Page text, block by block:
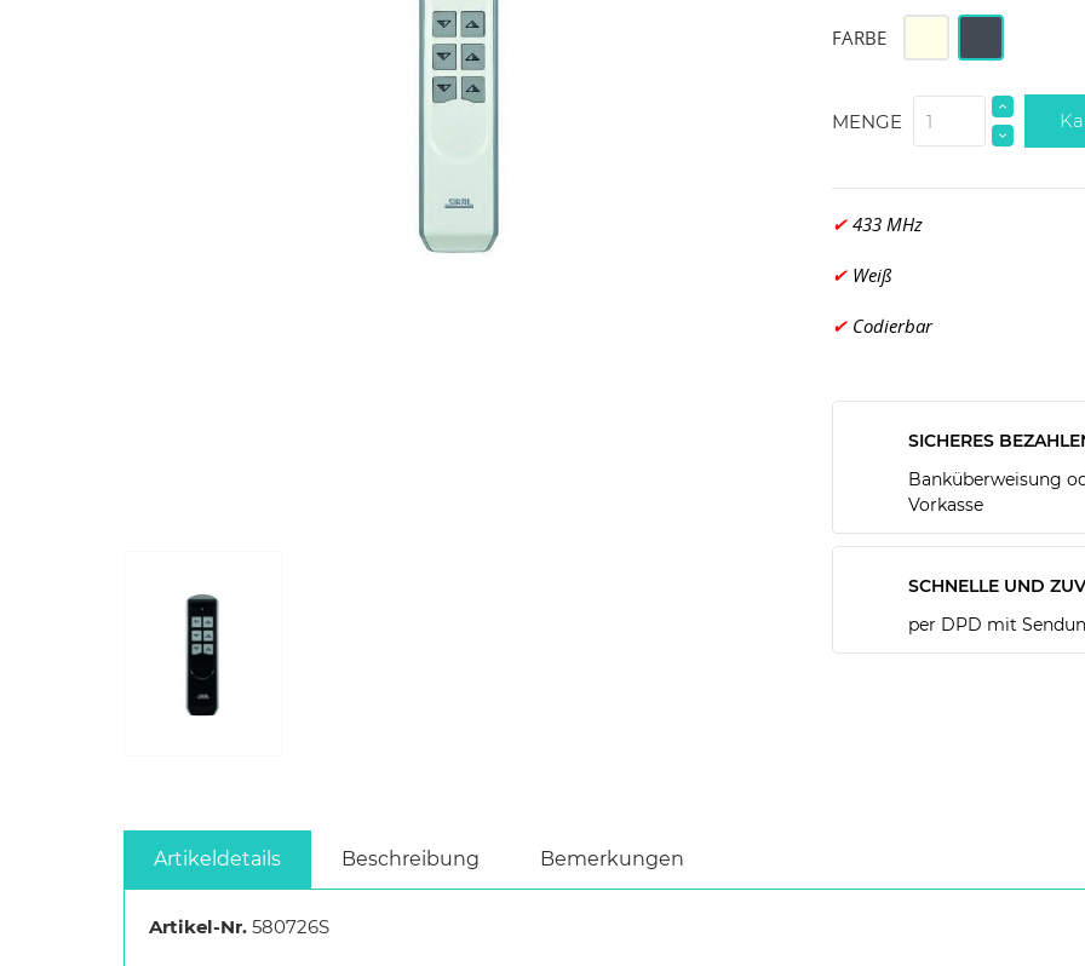
FARBE
MENGE
✔ 433 MHz
✔ Weiß
✔ Codierbar
SICHERES
Banküberweisung
Vorkasse
SCHNELLE UND
per DPD mit
Artikeldetails Beschreibung Bemerkungen
Artikel-Nr. 580726S